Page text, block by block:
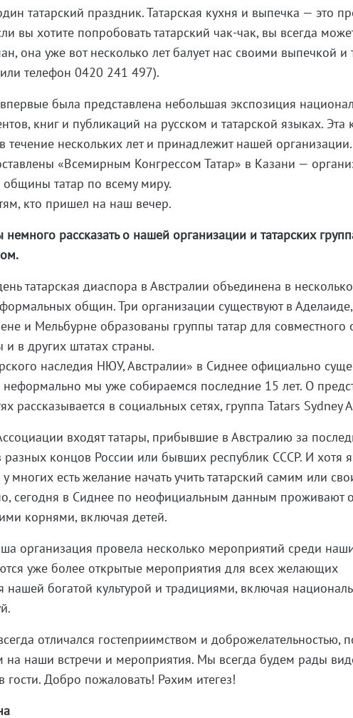
татарский праздник. Татарская кухня и выпечка — это
вы хотите попробовать татарский чак-чак, вы всегда
она уже вот несколько лет балует нас своими выпечкой и
телефон 0420 241 497).
была представлена небольшая экспозиция
книг и публикаций на русском и татарской языках. Эта
течение нескольких лет и принадлежит нашей
«Всемирным Конгрессом Татар» в Казани —
татар по всему миру.
кто пришел на наш вечер.
немного рассказать о нашей организации и татарских
татарская диаспора в Австралии объединена в несколько
общин. Три организации существуют в
и Мельбурне образованы группы татар для совместного
в других штатах страны.
наследия НЮУ, Австралии» в Сиднее официально
неформально мы уже собираемся последние 15 лет. О
рассказывается в социальных сетях, группа Tatars Sydney
входят татары, прибывшие в Австралию за
разных концов России или бывших республик СССР. И хотя
многих есть желание начать учить татарский самим или
сегодня в Сиднее по неофициальным данным проживают
корнями, включая детей.
организация провела несколько мероприятий среди
уже более открытые мероприятия для всех желающих
нашей богатой культурой и традициями, включая
отличался гостеприимством и доброжелательностью,
наши встречи и мероприятия. Мы всегда будем рады
гости. Добро пожаловать! Рәхим итегез!